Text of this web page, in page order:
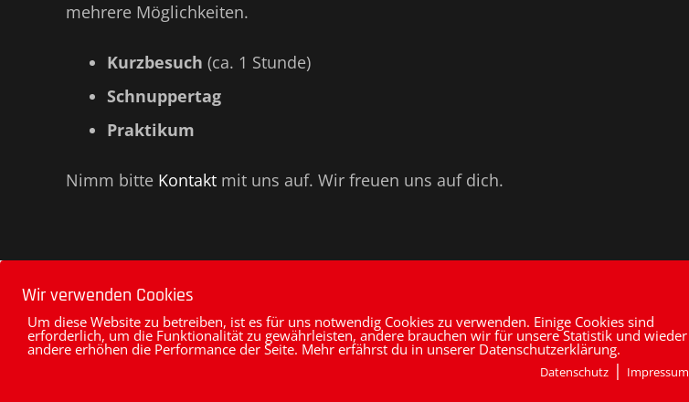
mehrere Möglichkeiten.
Kurzbesuch (ca. 1 Stunde)
Schnup­pertag
Praktikum
Nimm bitte Kontakt mit uns auf. Wir freuen uns auf dich.
Wir verwenden Cookies
Um diese Website zu betreiben, ist es für uns notwendig Cookies zu verwenden. Einige Cookies sind
erforderlich, um die Funktionalität zu gewährleisten, andere brauchen wir für unsere Statistik und wieder
andere erhöhen die Performance der Seite. Mehr erfährst du in unserer Datenschutzerklärung.
Datenschutz| Impressum